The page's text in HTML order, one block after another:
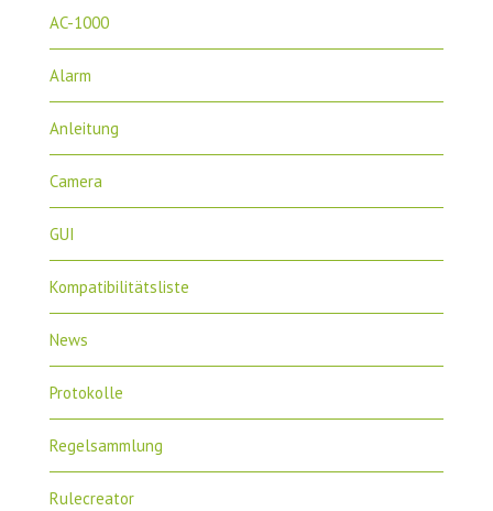
AC-1000
Alarm
Anleitung
Camera
GUI
Kompatibilitätsliste
News
Protokolle
Regelsammlung
Rulecreator